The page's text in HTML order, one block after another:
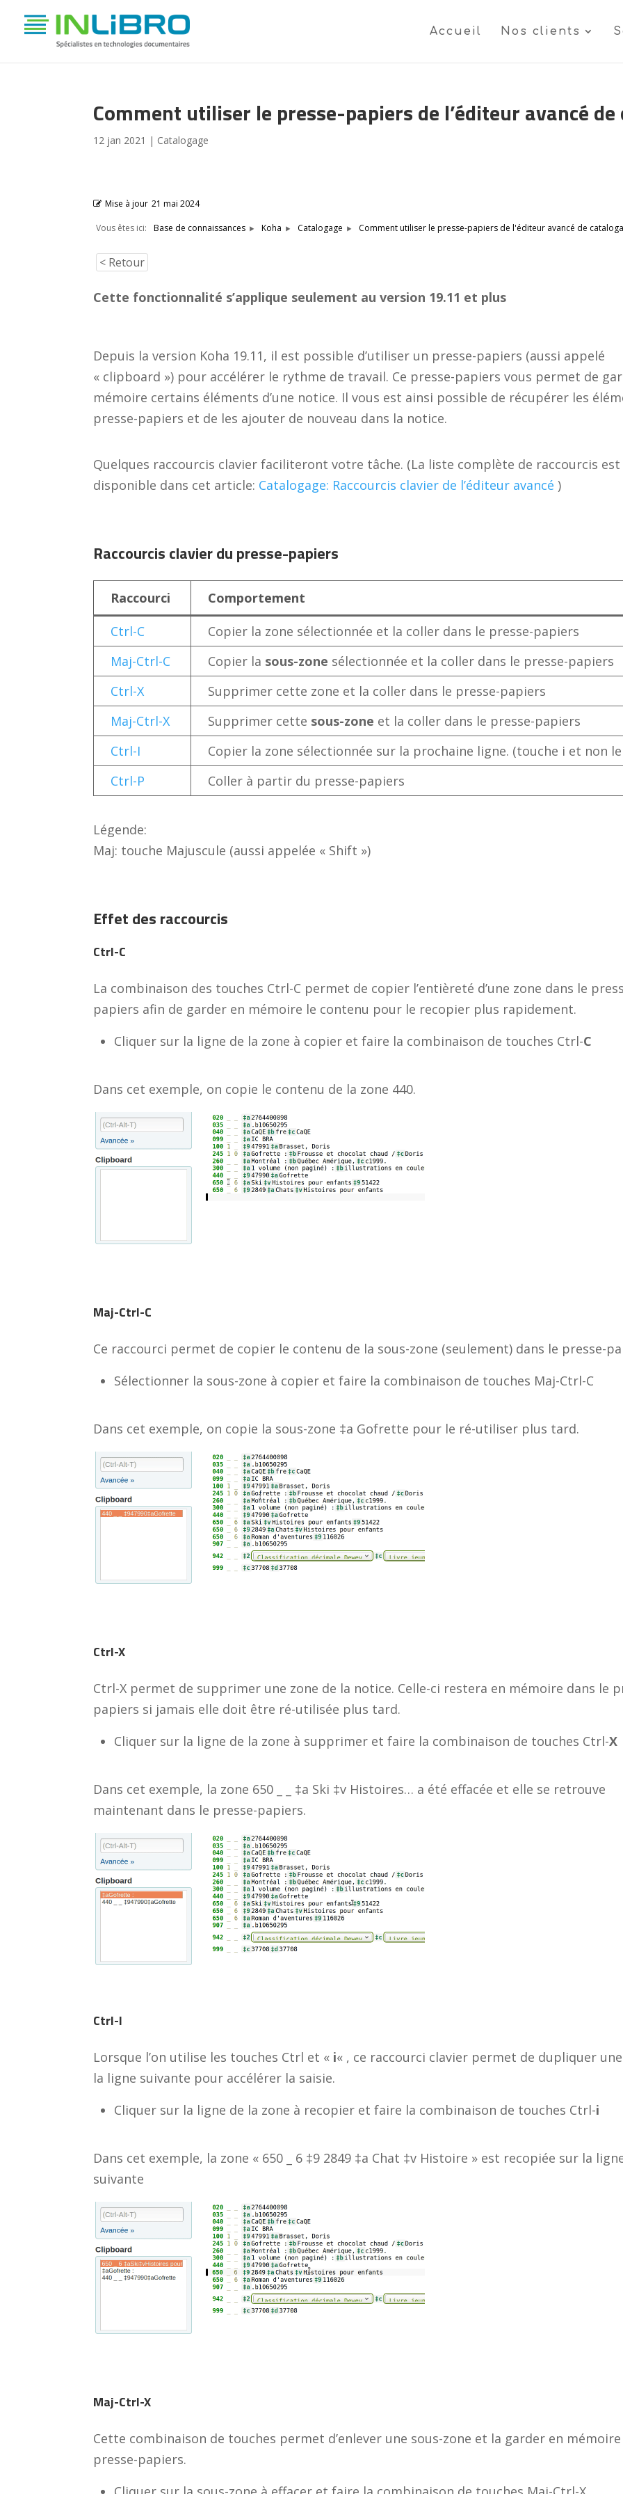
Accueil Nos clients
Comment utiliser le presse-papiers de l’éditeur avancé de
12 jan 2021 | Catalogage
Mise à jour 21 mai 2024
Vous êtes ici: Base de connaissances Koha Catalogage Comment utiliser le presse-papiers de l'éditeur avancé de
< Retour
Cette fonctionnalité s’applique seulement au version 19.11 et plus
Depuis la version Koha 19.11, il est possible d’utiliser un presse-papiers (aussi appelé
« clipboard ») pour accélérer le rythme de travail. Ce presse-papiers vous permet de
mémoire certains éléments d’une notice. Il vous est ainsi possible de récupérer les
presse-papiers et de les ajouter de nouveau dans la notice.
Quelques raccourcis clavier faciliteront votre tâche. (La liste complète de raccourcis est
disponible dans cet article: Catalogage: Raccourcis clavier de l’éditeur avancé )
Raccourcis clavier du presse-papiers
Raccourci
Comportement
Ctrl-C
Copier la zone sélectionnée et la coller dans le presse-papiers
Maj-Ctrl-C
Copier la sous-zone sélectionnée et la coller dans le presse-papiers
Ctrl-X
Supprimer cette zone et la coller dans le presse-papiers
Maj-Ctrl-X
Supprimer cette sous-zone et la coller dans le presse-papiers
Ctrl-I
Copier la zone sélectionnée sur la prochaine ligne. (touche i et non le
Ctrl-P
Coller à partir du presse-papiers
Légende:
Maj: touche Majuscule (aussi appelée « Shift »)
Effet des raccourcis
Ctrl-C
La combinaison des touches Ctrl-C permet de copier l’entièreté d’une zone dans le
papiers afin de garder en mémoire le contenu pour le recopier plus rapidement.
Cliquer sur la ligne de la zone à copier et faire la combinaison de touches Ctrl-C
Dans cet exemple, on copie le contenu de la zone 440.
Maj-Ctrl-C
Ce raccourci permet de copier le contenu de la sous-zone (seulement) dans le presse-
Sélectionner la sous-zone à copier et faire la combinaison de touches Maj-Ctrl-C
Dans cet exemple, on copie la sous-zone ‡a Gofrette pour le ré-utiliser plus tard.
Ctrl-X
Ctrl-X permet de supprimer une zone de la notice. Celle-ci restera en mémoire dans le
papiers si jamais elle doit être ré-utilisée plus tard.
Cliquer sur la ligne de la zone à supprimer et faire la combinaison de touches Ctrl-X
Dans cet exemple, la zone 650 _ _ ‡a Ski ‡v Histoires… a été effacée et elle se retrouve
maintenant dans le presse-papiers.
Ctrl-I
Lorsque l’on utilise les touches Ctrl et « i« , ce raccourci clavier permet de dupliquer
la ligne suivante pour accélérer la saisie.
Cliquer sur la ligne de la zone à recopier et faire la combinaison de touches Ctrl-i
Dans cet exemple, la zone « 650 _ 6 ‡9 2849 ‡a Chat ‡v Histoire » est recopiée sur la
suivante
Maj-Ctrl-X
Cette combinaison de touches permet d’enlever une sous-zone et la garder en
presse-papiers.